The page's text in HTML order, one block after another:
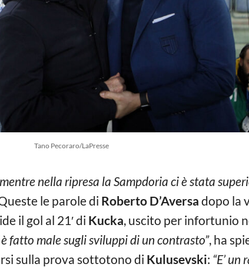
Tano Pecoraro/LaPresse
nella ripresa la Sampdoria ci è stata
le parole di Roberto D’Aversa dopo la
il gol al 21′ di Kucka, uscito per infortunio
fatto male sugli sviluppi di un contrasto”, ha
sulla prova sottotono di Kulusevski: “E’